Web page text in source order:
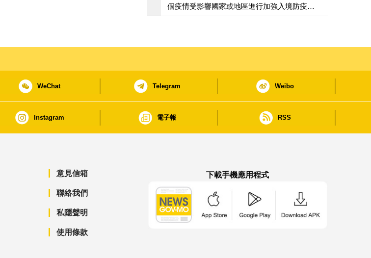
個疫情受影響國家或地區進行加強入境防疫措
施
WeChat Telegram Weibo
Instagram 電子報 RSS
意見信箱
聯絡我們
私隱聲明
使用條款
下載手機應用程式